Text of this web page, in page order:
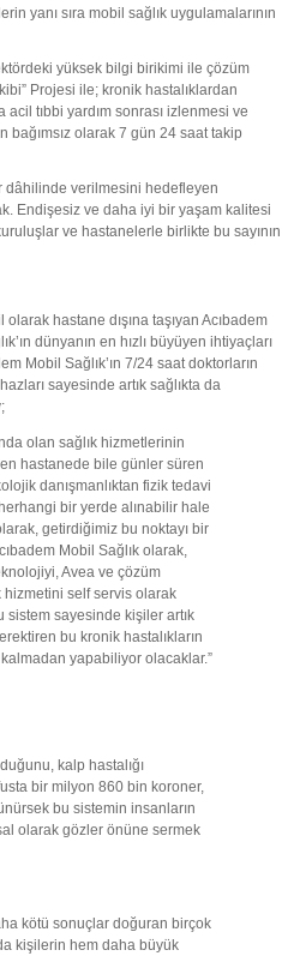
yanı sıra mobil sağlık uygulamalarının
yüksek bilgi birikimi ile çözüm
Projesi ile; kronik hastalıklardan
tıbbi yardım sonrası izlenmesi ve
bağımsız olarak 7 gün 24 saat takip
dâhilinde verilmesini hedefleyen
Endişesiz ve daha iyi bir yaşam kalitesi
ve hastanelerle birlikte bu sayının
hastane dışına taşıyan Acıbadem
dünyanın en hızlı büyüyen ihtiyaçları
Mobil Sağlık’ın 7/24 saat doktorların
sayesinde artık sağlıkta da
olan sağlık hizmetlerinin
hastanede bile günler süren
danışmanlıktan fizik tedavi
bir yerde alınabilir hale
getirdiğimiz bu noktayı bir
Mobil Sağlık olarak,
Avea ve çözüm
hizmetini self servis olarak
sayesinde kişiler artık
bu kronik hastalıkların
yapabiliyor olacaklar.”
kalp hastalığı
bir milyon 860 bin koroner,
bu sistemin insanların
olarak gözler önüne sermek
kötü sonuçlar doğuran birçok
kişilerin hem daha büyük